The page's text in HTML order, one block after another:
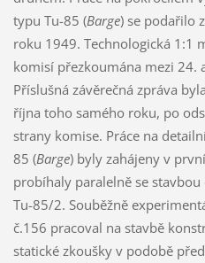
typu Tu-85 (Barge) se podařilo
roku 1949. Technologická 1:1
komisí přezkoumána mezi 24.
Příslušná závěrečná zpráva
října toho samého roku, po
strany komise. Práce na
85 (Barge) byly zahájeny v
probíhaly paralelně se
Tu-85/2. Souběžně
č.156 pracoval na stavbě
statické zkoušky v podobě